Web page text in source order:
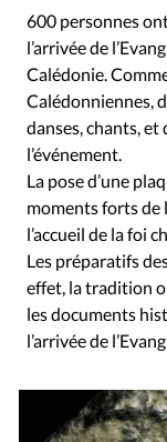
600 personnes
l’arrivée de
Calédonie.
Calédonniennes,
danses, chants,
l’événement.
La pose d’une
moments forts de
l’accueil de la foi
Les préparatifs
effet, la tradition
les documents
l’arrivée de